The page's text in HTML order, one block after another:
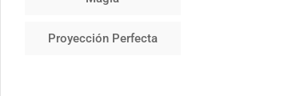
Proyección Perfecta